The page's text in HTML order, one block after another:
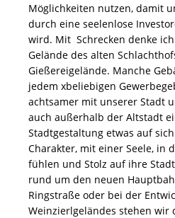
Möglichkeiten nutzen, damit
durch eine seelenlose
wird. Mit Schrecken denke
Gelände des alten
Gießereigelände. Manche
jedem xbeliebigen
achtsamer mit unserer Stadt
auch außerhalb der Altstadt
Stadtgestaltung etwas auf
Charakter, mit einer Seele, in
fühlen und Stolz auf ihre
rund um den neuen
Ringstraße oder bei der
Weinzierlgeländes stehen wir